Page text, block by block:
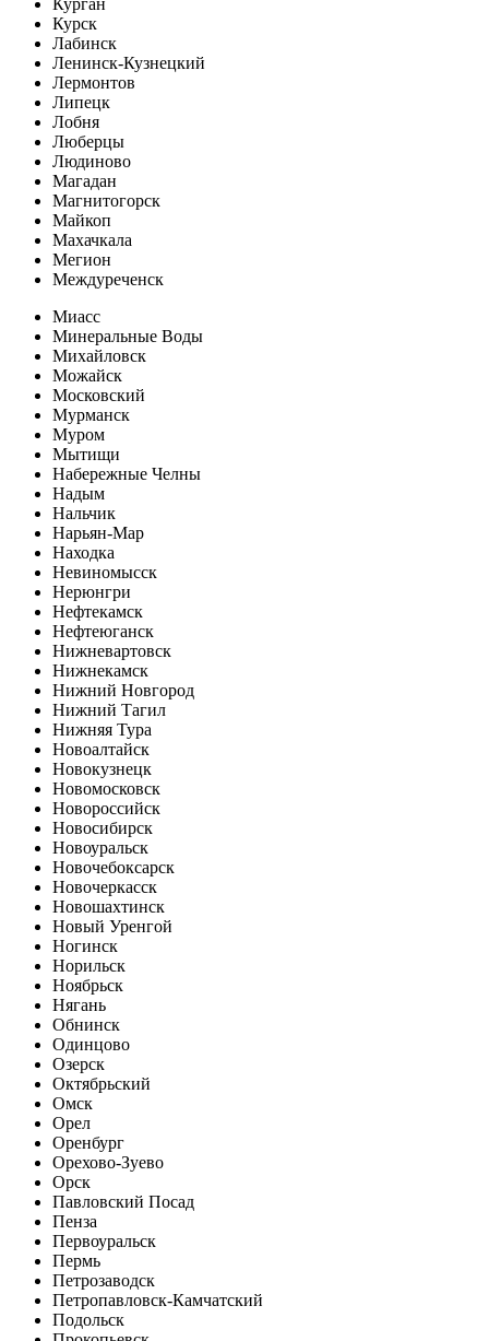
Курск
Лабинск
Ленинск-Кузнецкий
Лермонтов
Липецк
Лобня
Люберцы
Людиново
Магадан
Магнитогорск
Майкоп
Махачкала
Мегион
Междуреченск
Миасс
Минеральные Воды
Михайловск
Можайск
Московский
Мурманск
Муром
Мытищи
Набережные Челны
Надым
Нальчик
Нарьян-Мар
Находка
Невиномысск
Нерюнгри
Нефтекамск
Нефтеюганск
Нижневартовск
Нижнекамск
Нижний Новгород
Нижний Тагил
Нижняя Тура
Новоалтайск
Новокузнецк
Новомосковск
Новороссийск
Новосибирск
Новоуральск
Новочебоксарск
Новочеркасск
Новошахтинск
Новый Уренгой
Ногинск
Норильск
Ноябрьск
Нягань
Обнинск
Одинцово
Озерск
Октябрьский
Омск
Орел
Оренбург
Орехово-Зуево
Орск
Павловский Посад
Пенза
Первоуральск
Пермь
Петрозаводск
Петропавловск-Камчатский
Подольск